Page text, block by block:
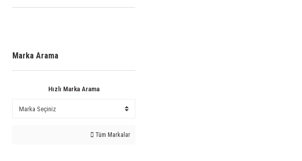
Marka Arama
Hızlı Marka Arama
Tüm Markalar